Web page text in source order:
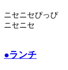
ニセニセぴっぴ
ニセニセ
●ランチ